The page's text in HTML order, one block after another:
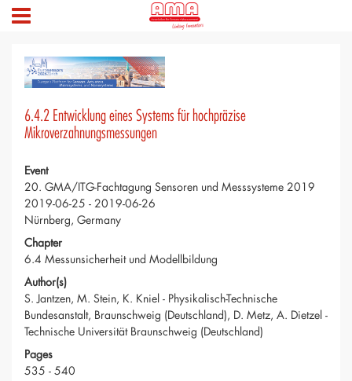
6.4.2 Entwicklung eines Systems für hochpräzise
Mikroverzahnungsmessungen
Event
20. GMA/ITG-Fachtagung Sensoren und Messsysteme 2019
2019-06-25 - 2019-06-26
Nürnberg, Germany
Chapter
6.4 Messunsicherheit und Modellbildung
Author(s)
S. Jantzen, M. Stein, K. Kniel - Physikalisch-Technische
Bundesanstalt, Braunschweig (Deutschland), D. Metz, A. Dietzel -
Technische Universität Braunschweig (Deutschland)
Pages
535 - 540